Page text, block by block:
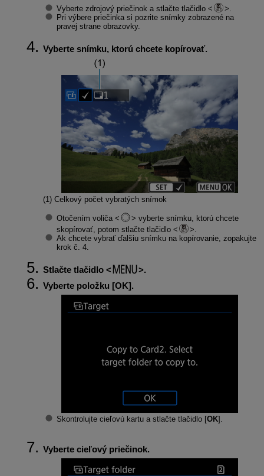
Vyberte zdrojový priečinok a stlačte tlačidlo
.
Pri výbere priečinka si pozrite snímky zobrazené na
pravej strane obrazovky.
Vyberte snímku, ktorú chcete kopírovať.
(1) Celkový počet vybratých snímok
Otočením voliča
vyberte snímku, ktorú chcete
skopírovať, potom stlačte tlačidlo
.
Ak chcete vybrať ďalšiu snímku na kopírovanie, zopakujte
krok č. 4.
Stlačte tlačidlo
.
Vyberte položku [OK].
Skontrolujte cieľovú kartu a stlačte tlačidlo [OK].
Vyberte cieľový priečinok.